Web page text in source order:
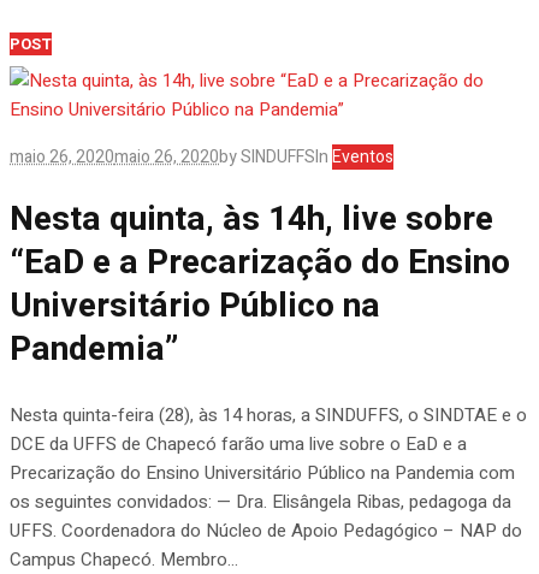
POST
maio 26, 2020maio 26, 2020bySINDUFFSInEventos
Nesta quinta, às 14h, live sobre
“EaD e a Precarização do Ensino
Universitário Público na
Pandemia”
Nesta quinta-feira (28), às 14 horas, a SINDUFFS, o SINDTAE e o
DCE da UFFS de Chapecó farão uma live sobre o EaD e a
Precarização do Ensino Universitário Público na Pandemia com
os seguintes convidados: — Dra. Elisângela Ribas, pedagoga da
UFFS. Coordenadora do Núcleo de Apoio Pedagógico – NAP do
Campus Chapecó. Membro...